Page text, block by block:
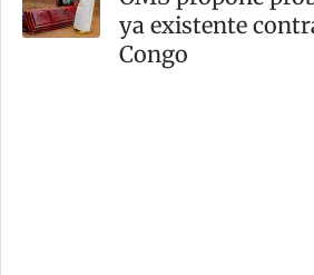
ya existente
Congo